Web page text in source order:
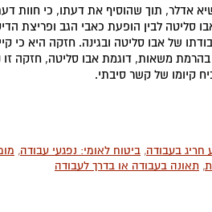
אדלר, תוך שהוסיף את דעתו, כי חוות
סליטה לבין הופעת כאבי הגב ופריצת
של אבו סליטה ובגינה. חזקה היא כי
בהרמת משאות, דוגמת אבו סליטה, חזקה
קיומו של קשר סיבתי.
חריג בעבודה, ביטוח לאומי: נפגעי עבודה,
, תאונה בעבודה או בדרך לעבודה